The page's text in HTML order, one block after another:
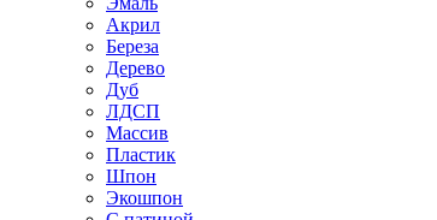
Акрил
Береза
Дерево
Дуб
ЛДСП
Массив
Пластик
Шпон
Экошпон